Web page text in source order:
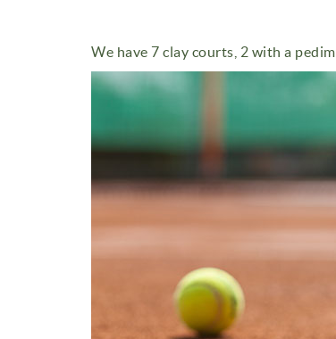
We have 7 clay courts, 2 with a